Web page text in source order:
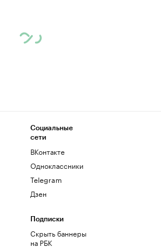
Социальные
сети
ВКонтакте
Одноклассники
Telegram
Дзен
Подписки
Скрыть баннеры
на РБК